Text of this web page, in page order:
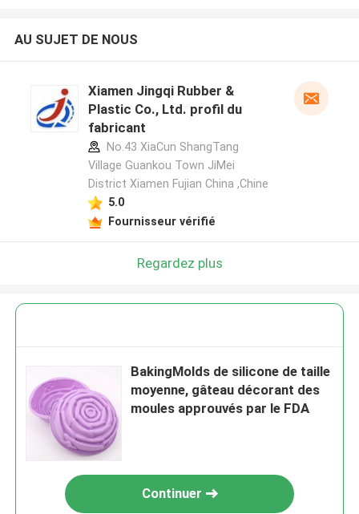
AU SUJET DE NOUS
Xiamen Jingqi Rubber &
Plastic Co., Ltd. profil du
fabricant
No.43 XiaCun ShangTang
Village Guankou Town JiMei
District Xiamen Fujian China ,Chine
5.0
Fournisseur vérifié
Regardez plus
BakingMolds de silicone de taille
moyenne, gâteau décorant des
moules approuvés par le FDA
Continuer